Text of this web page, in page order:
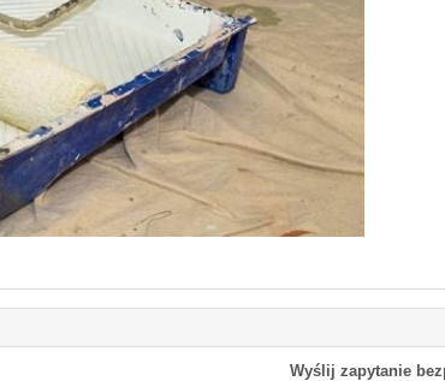
Wyślij zapytanie